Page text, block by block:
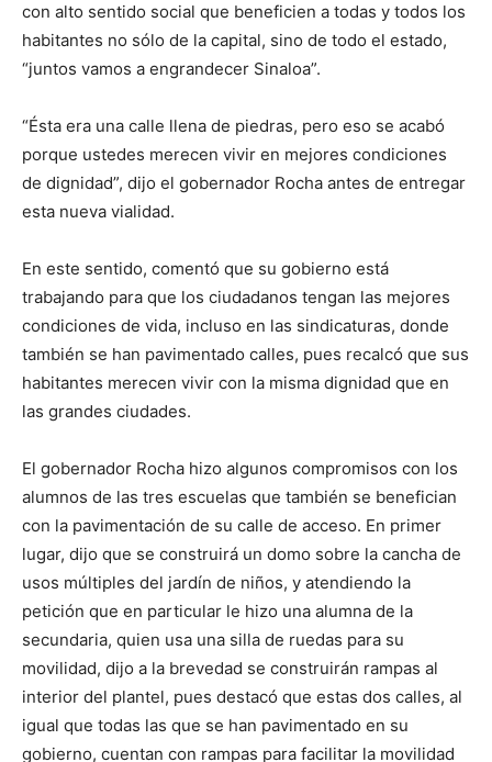
con alto sentido social que beneficien a todas y todos los
habitantes no sólo de la capital, sino de todo el estado,
“juntos vamos a engrandecer Sinaloa”.
“Ésta era una calle llena de piedras, pero eso se acabó
porque ustedes merecen vivir en mejores condiciones
de dignidad”, dijo el gobernador Rocha antes de entregar
esta nueva vialidad.
En este sentido, comentó que su gobierno está
trabajando para que los ciudadanos tengan las mejores
condiciones de vida, incluso en las sindicaturas, donde
también se han pavimentado calles, pues recalcó que sus
habitantes merecen vivir con la misma dignidad que en
las grandes ciudades.
El gobernador Rocha hizo algunos compromisos con los
alumnos de las tres escuelas que también se benefician
con la pavimentación de su calle de acceso. En primer
lugar, dijo que se construirá un domo sobre la cancha de
usos múltiples del jardín de niños, y atendiendo la
petición que en particular le hizo una alumna de la
secundaria, quien usa una silla de ruedas para su
movilidad, dijo a la brevedad se construirán rampas al
interior del plantel, pues destacó que estas dos calles, al
igual que todas las que se han pavimentado en su
gobierno, cuentan con rampas para facilitar la movilidad